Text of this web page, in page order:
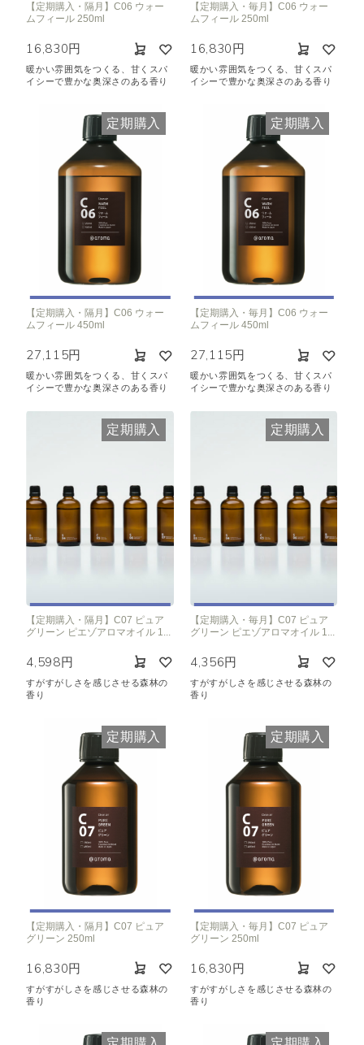
【定期購入・隔月】C06 ウォー
ムフィール 250ml
16,830円
暖かい雰囲気をつくる、甘くスパ
イシーで豊かな奥深さのある香り
【定期購入・毎月】C06 ウォー
ムフィール 250ml
16,830円
暖かい雰囲気をつくる、甘くスパ
イシーで豊かな奥深さのある香り
定期購入
【定期購入・隔月】C06 ウォー
ムフィール 450ml
27,115円
暖かい雰囲気をつくる、甘くスパ
イシーで豊かな奥深さのある香り
定期購入
【定期購入・毎月】C06 ウォー
ムフィール 450ml
27,115円
暖かい雰囲気をつくる、甘くスパ
イシーで豊かな奥深さのある香り
定期購入
【定期購入・隔月】C07 ピュア
グリーン ピエゾアロマオイル 1...
4,598円
すがすがしさを感じさせる森林の
香り
定期購入
【定期購入・毎月】C07 ピュア
グリーン ピエゾアロマオイル 1...
4,356円
すがすがしさを感じさせる森林の
香り
定期購入
【定期購入・隔月】C07 ピュア
グリーン 250ml
16,830円
すがすがしさを感じさせる森林の
香り
定期購入
【定期購入・毎月】C07 ピュア
グリーン 250ml
16,830円
すがすがしさを感じさせる森林の
香り